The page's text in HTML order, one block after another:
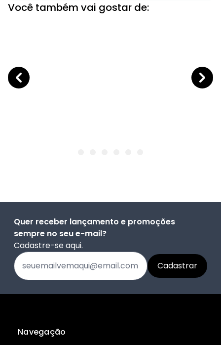
Você também vai gostar de:
Quer receber lançamento e promoções
sempre no seu e-mail?
Cadastre-se aqui.
Navegação